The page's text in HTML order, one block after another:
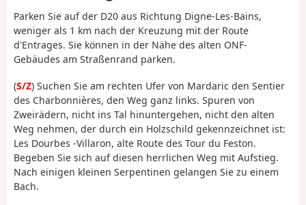
Parken Sie auf der D20 aus Richtung Digne-Les-Bains,
weniger als 1 km nach der Kreuzung mit der Route
d'Entrages. Sie können in der Nähe des alten ONF-
Gebäudes am Straßenrand parken.
(S/Z) Suchen Sie am rechten Ufer von Mardaric den Sentier
des Charbonnières, den Weg ganz links. Spuren von
Zweirädern, nicht ins Tal hinuntergehen, nicht den alten
Weg nehmen, der durch ein Holzschild gekennzeichnet ist:
Les Dourbes -Villaron, alte Route des Tour du Feston.
Begeben Sie sich auf diesen herrlichen Weg mit Aufstieg.
Nach einigen kleinen Serpentinen gelangen Sie zu einem
Bach.